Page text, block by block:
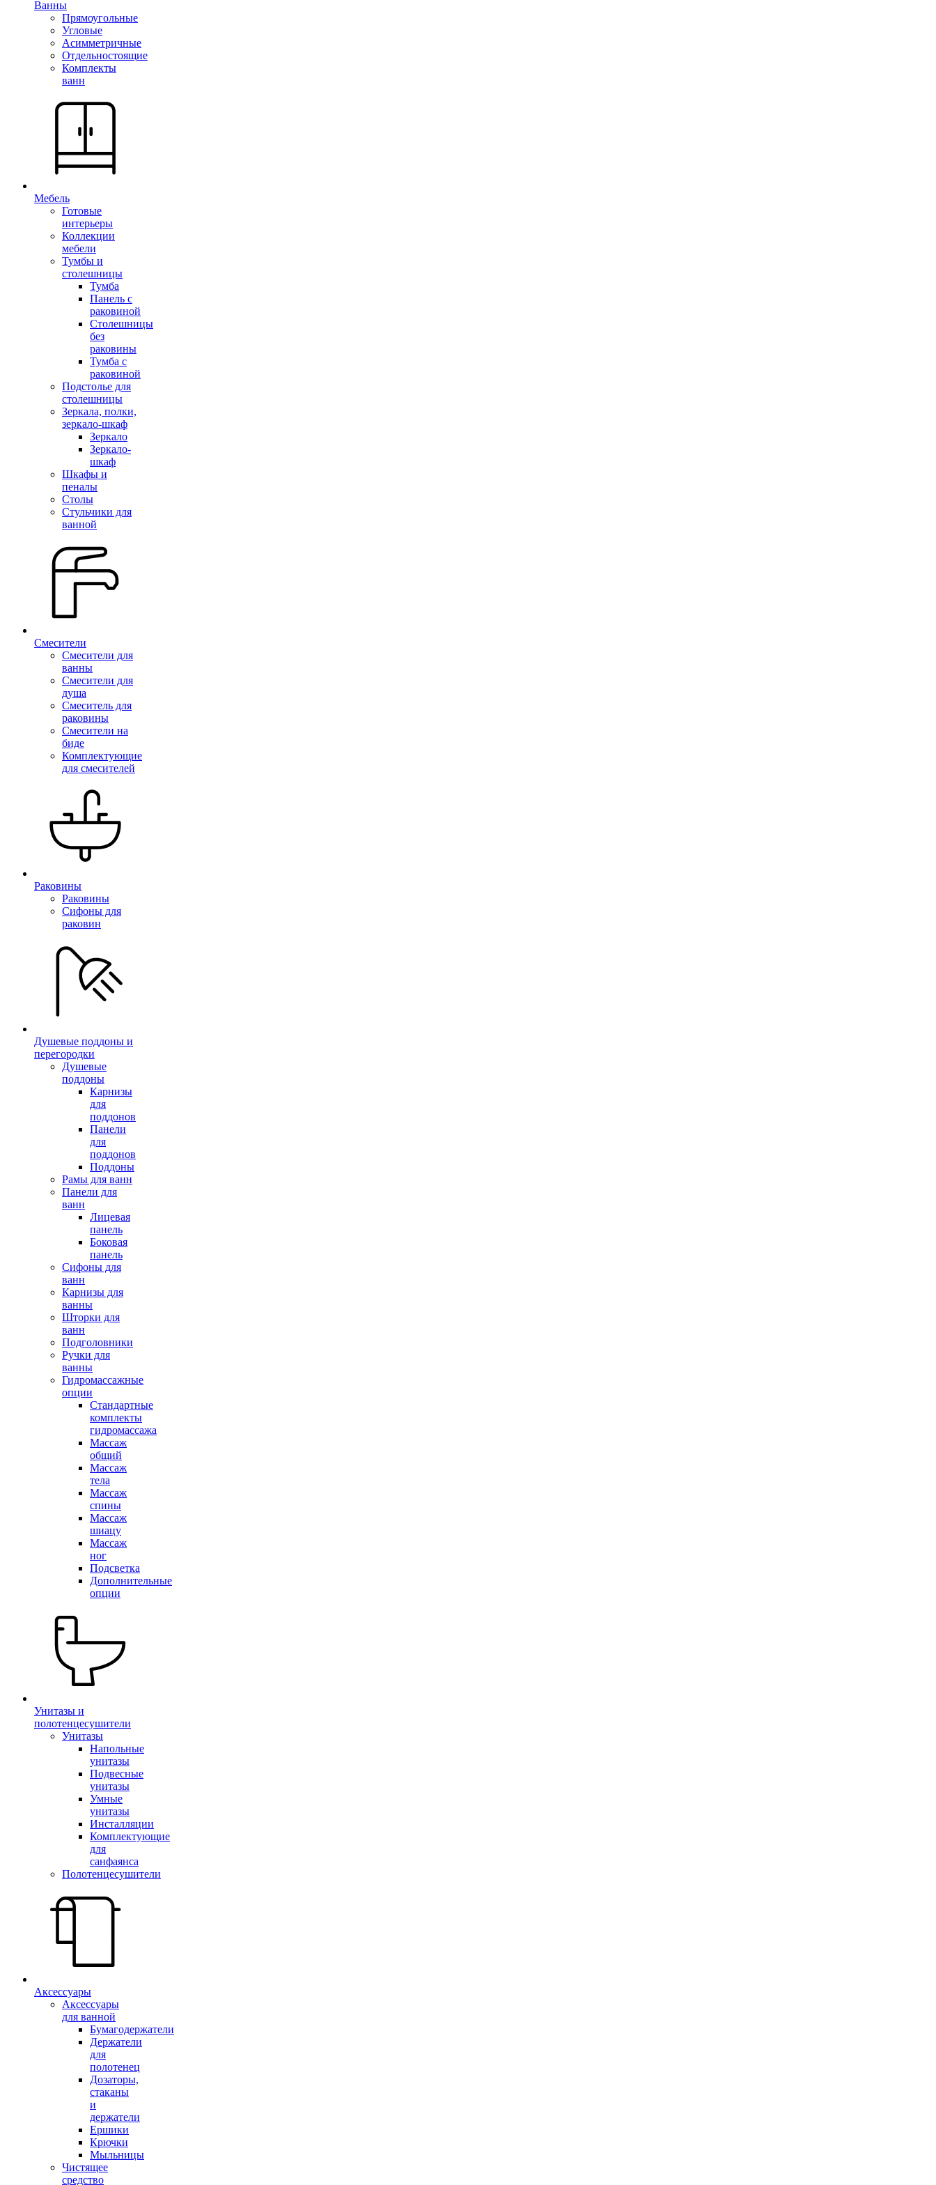
Ванны
Прямоугольные
Угловые
Асимметричные
Отдельностоящие
Комплекты
ванн
Мебель
Готовые
интерьеры
Коллекции
мебели
Тумбы и
столешницы
Тумба
Панель с
раковиной
Столешницы
без
раковины
Тумба с
раковиной
Подстолье для
столешницы
Зеркала, полки,
зеркало-шкаф
Зеркало
Зеркало-
шкаф
Шкафы и
пеналы
Столы
Стульчики для
ванной
Смесители
Смесители для
ванны
Смесители для
душа
Смеситель для
раковины
Смесители на
биде
Комплектующие
для смесителей
Раковины
Раковины
Сифоны для
раковин
Душевые поддоны и
перегородки
Душевые
поддоны
Карнизы
для
поддонов
Панели
для
поддонов
Поддоны
Рамы для ванн
Панели для
ванн
Лицевая
панель
Боковая
панель
Сифоны для
ванн
Карнизы для
ванны
Шторки для
ванн
Подголовники
Ручки для
ванны
Гидромассажные
опции
Стандартные
комплекты
гидромассажа
Массаж
общий
Массаж
тела
Массаж
спины
Массаж
шиацу
Массаж
ног
Подсветка
Дополнительные
опции
Унитазы и
полотенцесушители
Унитазы
Напольные
унитазы
Подвесные
унитазы
Умные
унитазы
Инсталляции
Комплектующие
для
санфаянса
Полотенцесушители
Аксессуары
Аксессуары
для ванной
Бумагодержатели
Держатели
для
полотенец
Дозаторы,
стаканы
и
держатели
Ершики
Крючки
Мыльницы
Чистящее
средство